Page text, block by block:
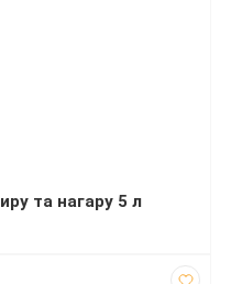
та нагару 5 л